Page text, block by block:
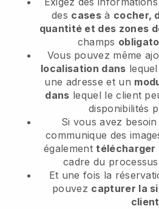
des casesà cocher,
quantité et des zones
champs
Vous pouvez même
localisation dans
une adresse et un
dans lequel le client
disponibilités
Si vous avez
communique des
égalementtélécharger
cadre du
Et une fois la
pouvez capturer la
client